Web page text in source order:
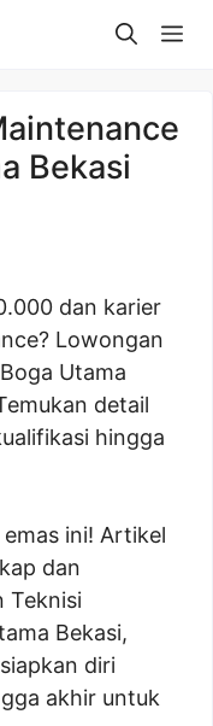
Bekasi
dan karier
Lowongan
Utama
detail
hingga
ini! Artikel
dan
Teknisi
Bekasi,
diri
akhir untuk